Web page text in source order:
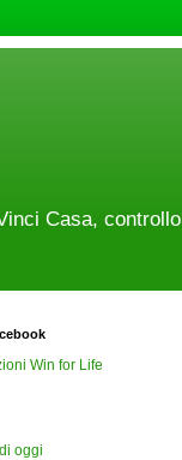
Casa, controllo
Win for Life
oggi